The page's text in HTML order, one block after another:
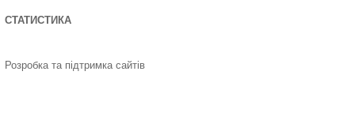
СТАТИСТИКА
Розробка та підтримка сайтів